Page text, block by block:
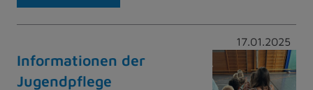
17.01.2025
Informationen der
Jugendpflege